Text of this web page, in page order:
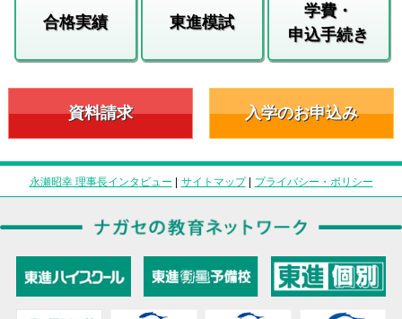
合格実績 東進模試
学費・
申込手続き
資料請求 入学のお申込み
永瀬昭幸 理事長インタビュー | サイトマップ| プライバシー・ポリシー